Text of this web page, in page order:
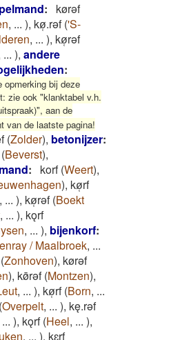
:
kørǝf
, ... ), kø̜.rǝf('S-
, ... ), kø̜rǝf
... ), andere
:
opmerking bij deze
zie ook "klanktabel v.h.
aan de
van de laatste pagina!
(Zolder), betonijzer:
Beverst),
: korf(Weert),
), kø̜rf
, ... ), kø̜rǝf(Boekt
, ... ), kǫrf
, ... ), bijenkorf:
/ Maalbroek, ...
Zonhoven), kørǝf
), kø̄rǝf(Montzen),
, ... ), kø̜rf(Born, ...
Overpelt, ... ), kę.rǝf
... ), kǫrf(Heel, ... ),
, ... ), kɛrf